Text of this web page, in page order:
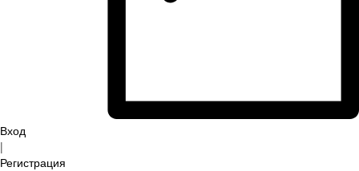
Вход
|
Регистрация